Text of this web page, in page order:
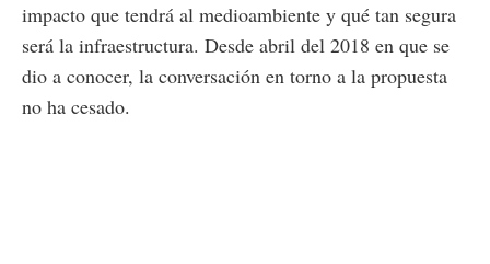
impacto que tendrá al medioambiente y qué tan segura
será la infraestructura. Desde abril del 2018 en que se
dio a conocer, la conversación en torno a la propuesta
no ha cesado.